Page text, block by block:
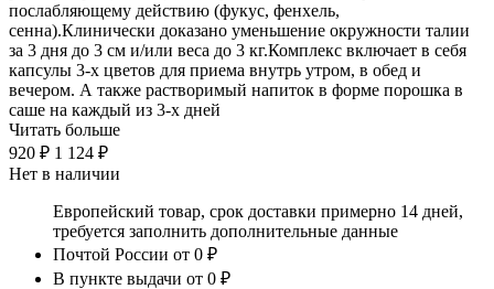
послабляющему действию (фукус, фенхель,
сенна).Клинически доказано уменьшение окружности талии
за 3 дня до 3 см и/или веса до 3 кг.Комплекс включает в себя
капсулы 3-х цветов для приема внутрь утром, в обед и
вечером. А также растворимый напиток в форме порошка в
саше на каждый из 3-х дней
Читать больше
920 ₽ 1 124 ₽
Нет в наличии
Европейский товар, срок доставки примерно 14 дней,
требуется заполнить дополнительные данные
Почтой России от 0 ₽
В пункте выдачи от 0 ₽